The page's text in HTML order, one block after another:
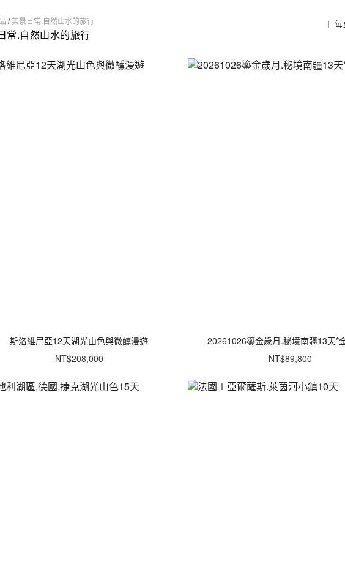
/美景日常.自然山水的旅行
常.自然山水的旅行
每
斯洛維尼亞12天湖光山色與微醺漫遊
NT$208,000
20261026鎏金歲月.秘境南疆13天*
NT$89,800